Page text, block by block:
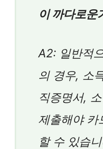
이 까다로운
A2: 일반적
의 경우, 소
직증명서,
제출해야 카
할 수 있습